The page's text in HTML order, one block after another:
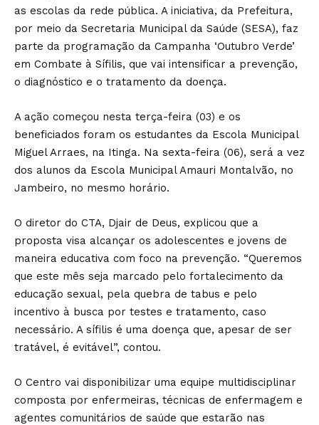
as escolas da rede pública. A iniciativa, da Prefeitura,
por meio da Secretaria Municipal da Saúde (SESA), faz
parte da programação da Campanha ‘Outubro Verde’
em Combate à Sífilis, que vai intensificar a prevenção,
o diagnóstico e o tratamento da doença.
A ação começou nesta terça-feira (03) e os
beneficiados foram os estudantes da Escola Municipal
Miguel Arraes, na Itinga. Na sexta-feira (06), será a vez
dos alunos da Escola Municipal Amauri Montalvão, no
Jambeiro, no mesmo horário.
O diretor do CTA, Djair de Deus, explicou que a
proposta visa alcançar os adolescentes e jovens de
maneira educativa com foco na prevenção. “Queremos
que este mês seja marcado pelo fortalecimento da
educação sexual, pela quebra de tabus e pelo
incentivo à busca por testes e tratamento, caso
necessário. A sífilis é uma doença que, apesar de ser
tratável, é evitável”, contou.
O Centro vai disponibilizar uma equipe multidisciplinar
composta por enfermeiras, técnicas de enfermagem e
agentes comunitários de saúde que estarão nas